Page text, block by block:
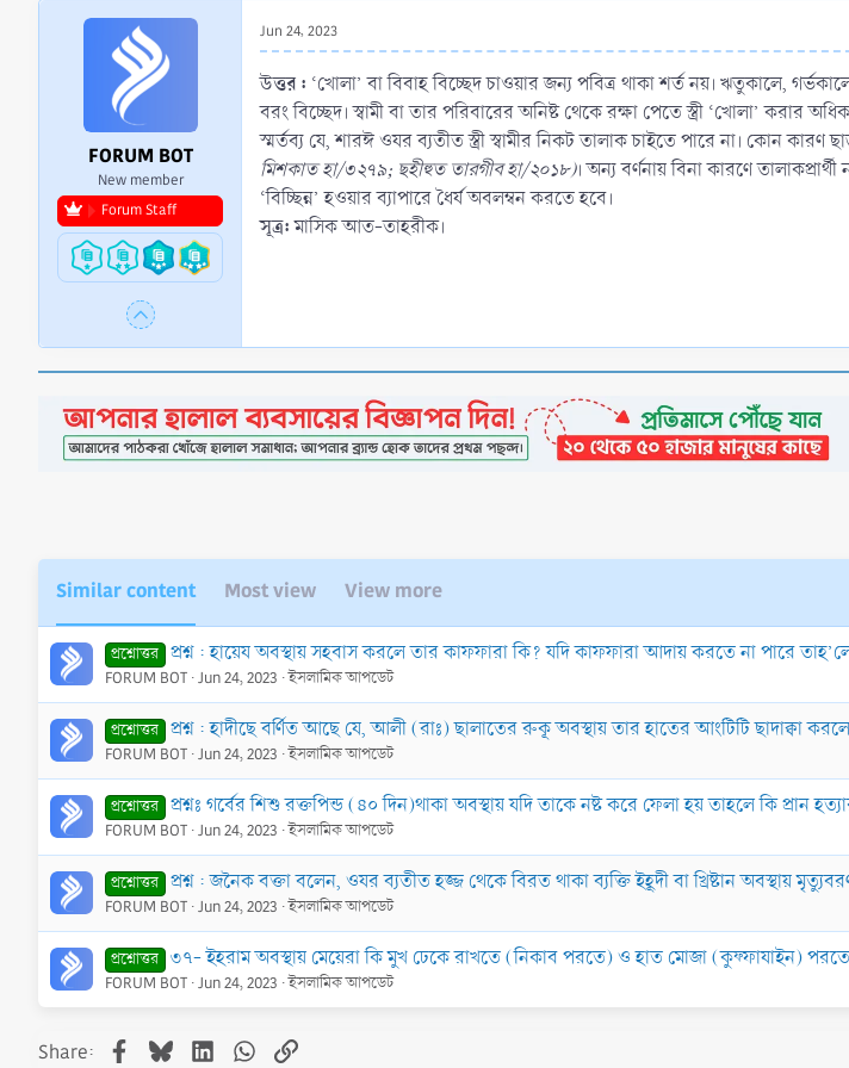
r
FORUM BOT
New member
Forum Staff
Jun 24, 2023
উত্তর : ‘খোলা’ বা বিবাহ বিচ্ছেদ চাওয়ার জন্য পবিত্র থাকা শর্ত নয়। ঋতুকালে,
বরং বিচ্ছেদ। স্বামী বা তার পরিবারের অনিষ্ট থেকে রক্ষা পেতে স্ত্রী ‘খোলা’ করার
স্মর্তব্য যে, শারঈ ওযর ব্যতীত স্ত্রী স্বামীর নিকট তালাক চাইতে পারে না। কোন কারণ
মিশকাত হা/৩২৭৯; ছহীহুত তারগীব হা/২০১৮)। অন্য বর্ণনায় বিনা কারণে
‘বিচ্ছিন্ন’ হওয়ার ব্যাপারে ধৈর্য অবলম্বন করতে হবে।
সূত্র:মাসিক আত-তাহরীক।
Similar content Most view View more
প্রশ্নোত্তর প্রশ্ন : হায়েয অবস্থায় সহবাস করলে তার কাফফারা কি? যদি কাফফারা আদায় করতে না পারে
FORUM BOT Jun 24, 2023 ইসলামিক আপডেট
প্রশ্নোত্তর প্রশ্ন : হাদীছে বর্ণিত আছে যে, আলী (রাঃ) ছালাতের রুকূ অবস্থায় তার হাতের আংটিটি ছাদাক্বা
FORUM BOT Jun 24, 2023 ইসলামিক আপডেট
প্রশ্নোত্তর প্রশ্নঃ গর্বের শিশু রক্তপিন্ড (৪০ দিন)থাকা অবস্থায় যদি তাকে নষ্ট করে ফেলা হয় তাহলে কি প্রান
FORUM BOT Jun 24, 2023 ইসলামিক আপডেট
প্রশ্নোত্তর প্রশ্ন : জনৈক বক্তা বলেন, ওযর ব্যতীত হজ্জ থেকে বিরত থাকা ব্যক্তি ইহূদী বা খ্রিষ্টান অবস্থায়
FORUM BOT Jun 24, 2023 ইসলামিক আপডেট
প্রশ্নোত্তর ৩৭- ইহরাম অবস্থায় মেয়েরা কি মুখ ঢেকে রাখতে (নিকাব পরতে) ও হাত মোজা (কুফ্ফাযাইন)
FORUM BOT Jun 24, 2023 ইসলামিক আপডেট
Share: Facebook
BlueskyLinkedInWhatsApp
Link